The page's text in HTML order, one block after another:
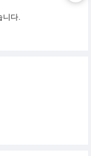
니다.